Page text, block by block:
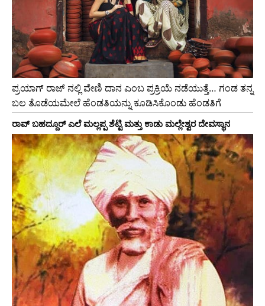
ಪ್ರಯಾಗ್ ರಾಜ್ ನಲ್ಲಿ ವೇಣಿ ದಾನ ಎಂಬ ಪ್ರಕ್ರಿಯೆ ನಡೆಯುತ್ತೆ… ಗಂಡ ತನ್ನ
ಬಲ ತೊಡೆಯಮೇಲೆ ಹೆಂಡತಿಯನ್ನು ಕೂಡಿಸಿಕೊಂಡು ಹೆಂಡತಿಗೆ
ರಾವ್ ಬಹದ್ದೂರ್ ಎಲೆ ಮಲ್ಲಪ್ಪ ಶೆಟ್ಟಿ ಮತ್ತು ಕಾಡು ಮಲ್ಲೇಶ್ವರ ದೇವಸ್ಥಾನ